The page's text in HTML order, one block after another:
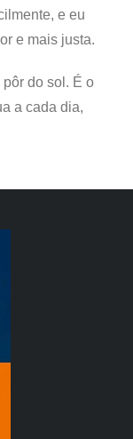
e eu
e mais justa.
do sol. É o
a cada dia,